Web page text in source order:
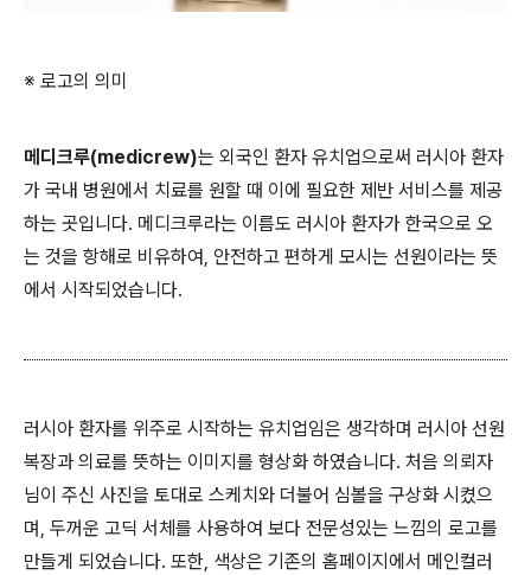
※ 로고의 의미
메디크루(medicrew)는 외국인 환자 유치업으로써 러시아 환자
가 국내 병원에서 치료를 원할 때 이에 필요한 제반 서비스를 제공
하는 곳입니다. 메디크루라는 이름도 러시아 환자가 한국으로 오
는 것을 항해로 비유하여, 안전하고 편하게 모시는 선원이라는 뜻
에서 시작되었습니다.
러시아 환자를 위주로 시작하는 유치업임은 생각하며 러시아 선원
복장과 의료를 뜻하는 이미지를 형상화 하였습니다. 처음 의뢰자
님이 주신 사진을 토대로 스케치와 더불어 심볼을 구상화 시켰으
며, 두꺼운 고딕 서체를 사용하여 보다 전문성있는 느낌의 로고를
만들게 되었습니다. 또한, 색상은 기존의 홈페이지에서 메인컬러